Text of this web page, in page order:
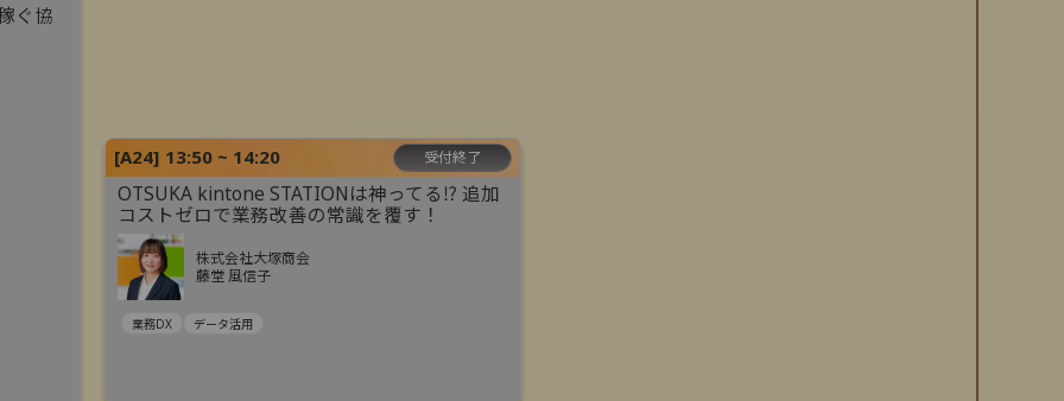
ぐ協
[A24] 13:50 ~ 14:20 受付終了
OTSUKA kintone STATIONは神ってる⁉ 追加
コストゼロで業務改善の常識を覆す！
株式会社大塚商会
藤堂 風信子
業務DX データ活用